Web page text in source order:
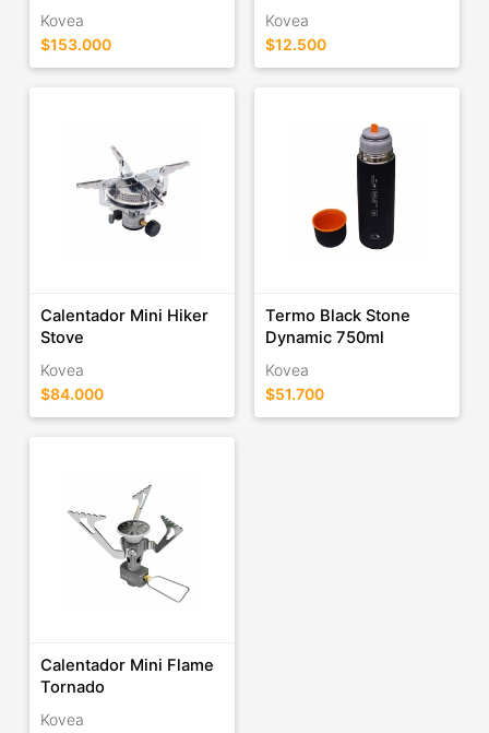
Kovea
$153.000
Kovea
$12.500
Calentador Mini Hiker
Stove
Kovea
$84.000
Termo Black Stone
Dynamic 750ml
Kovea
$51.700
Calentador Mini Flame
Tornado
Kovea